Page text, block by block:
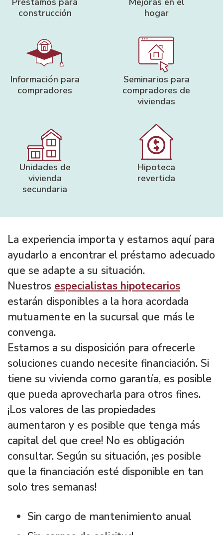
construcción
hogar
Información para
compradores
Seminarios para
compradores de
viviendas
Unidades de
vivienda
secundaria
Hipoteca
revertida
La experiencia importa y estamos aquí para
ayudarlo a encontrar el préstamo adecuado
que se adapte a su situación.
Nuestros especialistas hipotecarios
estarán disponibles a la hora acordada
mutuamente en la sucursal que más le
convenga.
Estamos a su disposición para ofrecerle
soluciones cuando necesite financiación. Si
tiene su vivienda como garantía, es posible
que pueda aprovecharla para otros fines.
¡Los valores de las propiedades
aumentaron y es posible que tenga más
capital del que cree! No es obligación
consultar. Según su situación, ¡es posible
que la financiación esté disponible en tan
solo tres semanas!
Sin cargo de mantenimiento anual